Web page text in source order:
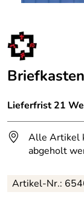
Lieferfrist 21
Alle Artikel
abgeholt
Artikel-Nr.: